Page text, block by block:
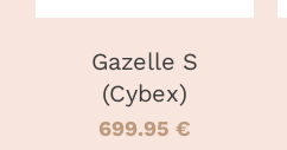
PEUVENT
ÊTRE
CHOISIES
SUR
Gazelle S
(Cybex)
699.95 €